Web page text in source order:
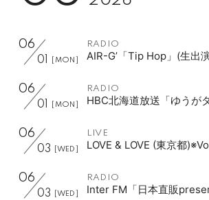
06
01 [MON]
RADIO
AIR-G’「Tip Hop」(生出
06
01 [MON]
RADIO
HBC北海道放送「ゆうが
06
03 [WED]
LIVE
LOVE & LOVE (東京都
06
03 [WED]
RADIO
Inter FM「日本直販